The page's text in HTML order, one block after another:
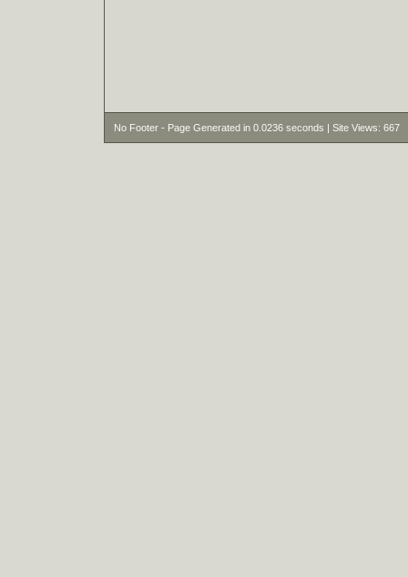
No Footer - Page Generated in 0.0236 seconds | Site Views: 667